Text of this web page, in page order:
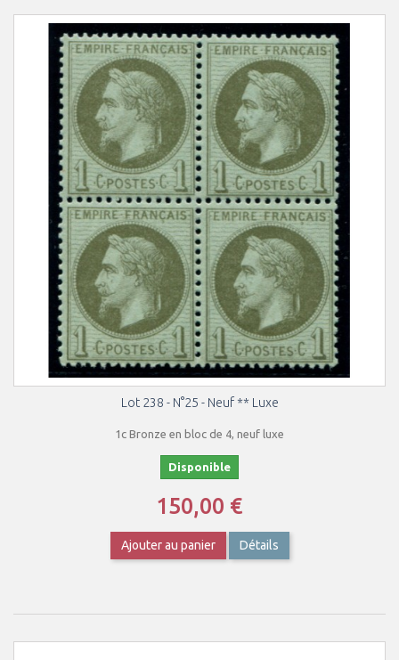
Lot 238 - N°25 - Neuf ** Luxe
1c Bronze en bloc de 4, neuf luxe
Disponible
150,00 €
Ajouter au panier Détails